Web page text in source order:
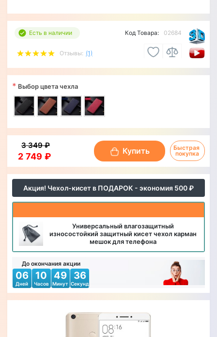
Есть в наличии
Отзывы: (1)
Код Товара: 02684
Акция! Чехол-кисет в ПОДАРОК - экономия 500 ₽
Универсальный влагозащитный
износостойкий защитный кисет чехол карман
мешок для телефона
До окончания акции
06
Дней
10
Часов
49
Минут
34
Секунд
* Выбор цвета чехла
2 749 ₽
3 349 ₽
Купить
Быстрая
покупка